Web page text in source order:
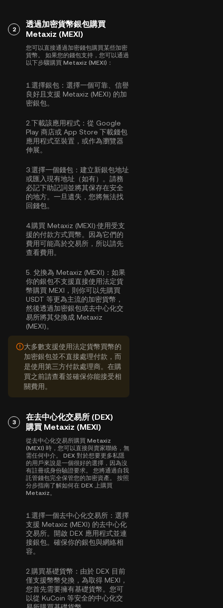
2
透過加密貨幣銀包購買
Metaxiz (MEXI)
您可以直接通過加密錢包購買某些加密
貨幣。 如果您的錢包支持，您可以通過
以下步驟購買 Metaxiz (MEXI)：
1. 選擇銀包： 選擇一個可靠、信譽
良好且支援 Metaxiz (MEXI) 的加
密銀包。
2. 下載該應用程式： 從 Google
Play 商店或 App Store 下載錢包
應用程式至裝置，或作為瀏覽器
伸展。
3.選擇一個錢包： 建立新銀包地址
或匯入現有地址（如有）。請務
必記下助記詞並將其保存在安全
的地方。一旦遺失，您將無法找
回錢包。
4.購買 Metaxiz (MEXI):使用受支
援的付款方式買幣。因為它們的
費用可能高於交易所，所以請先
查看費用。
5. 兌換為 Metaxiz (MEXI)： 如果
你的銀包不支援直接使用法定貨
幣購買 MEXI，則你可以先購買
USDT 等更為主流的加密貨幣，
然後透過加密銀包或去中心化交
易所將其兌換成 Metaxiz
(MEXI)。
大多數支援使用法定貨幣買幣的
加密銀包並不直接處理付款，而
是使用第三方付款處理商。在購
買之前請查看並確保你能接受相
關費用。
3
在去中心化交易所 (DEX)
購買 Metaxiz (MEXI)
從去中心化交易所購買 Metaxiz
(MEXI) 時，您可以直接與賣家聯絡，無
需任何中介。 DEX 對於想要更多私隱
的用戶來說是一個很好的選擇，因為沒
有註冊或身份驗證要求。 您將通過自我
託管錢包完全保管您的加密資產。 按照
分步指南了解如何在 DEX 上購買
Metaxiz。
1. 選擇一個去中心化交易所： 選擇
支援 Metaxiz (MEXI) 的去中心化
交易所。開啟 DEX 應用程式並連
接銀包。確保你的銀包與網絡相
容。
2. 購買基礎貨幣： 由於 DEX 目前
僅支援幣幣兌換，為取得 MEXI，
您首先需要擁有基礎貨幣。您可
以從 KuCoin 等安全的中心化交